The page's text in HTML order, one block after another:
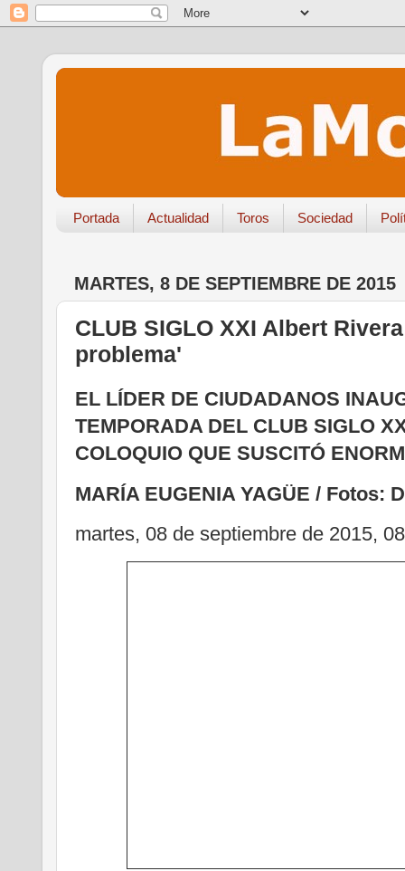
Portada Actualidad Toros Sociedad
MARTES, 8 DE SEPTIEMBRE DE 2015
CLUB SIGLO XXI Albert
problema'
EL LÍDER DE CIUDADANOS
TEMPORADA DEL CLUB SIGLO
COLOQUIO QUE SUSCITÓ
MARÍA EUGENIA YAGÜE / Fotos:
martes, 08 de septiembre de 2015,